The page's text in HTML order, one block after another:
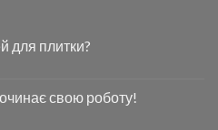
для плитки?
свою роботу!